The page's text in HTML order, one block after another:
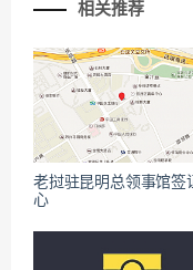
相关推荐
老挝驻昆明总领事馆签
心